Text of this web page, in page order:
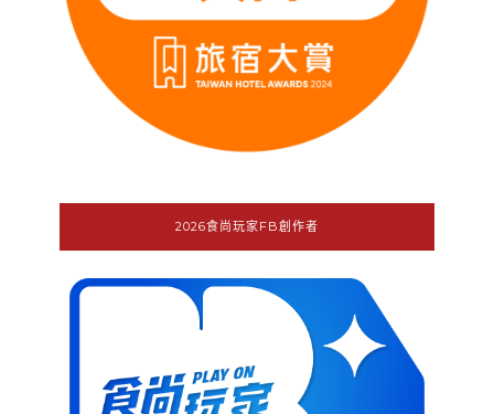
2026食尚玩家FB創作者